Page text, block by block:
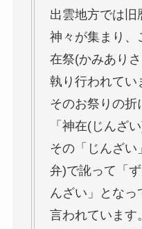
出雲地方では旧
神々が集まり、
在祭(かみあり
執り行われてい
そのお祭りの折
「神在(じんざ
その「じんざい
弁)で訛って「
んざい」となっ
言われています。